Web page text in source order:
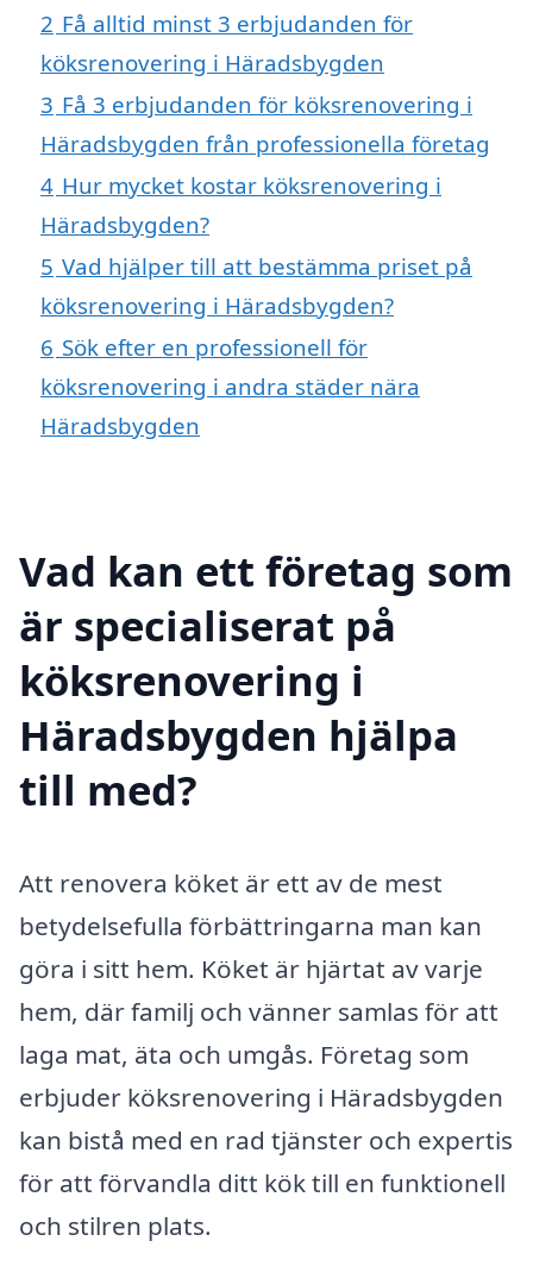
2 Få alltid minst 3 erbjudanden för
köksrenovering i Häradsbygden
3 Få 3 erbjudanden för köksrenovering i
Häradsbygden från professionella företag
4 Hur mycket kostar köksrenovering i
Häradsbygden?
5 Vad hjälper till att bestämma priset på
köksrenovering i Häradsbygden?
6 Sök efter en professionell för
köksrenovering i andra städer nära
Häradsbygden
Vad kan ett företag som
är specialiserat på
köksrenovering i
Häradsbygden hjälpa
till med?
Att renovera köket är ett av de mest
betydelsefulla förbättringarna man kan
göra i sitt hem. Köket är hjärtat av varje
hem, där familj och vänner samlas för att
laga mat, äta och umgås. Företag som
erbjuder köksrenovering i Häradsbygden
kan bistå med en rad tjänster och expertis
för att förvandla ditt kök till en funktionell
och stilren plats.